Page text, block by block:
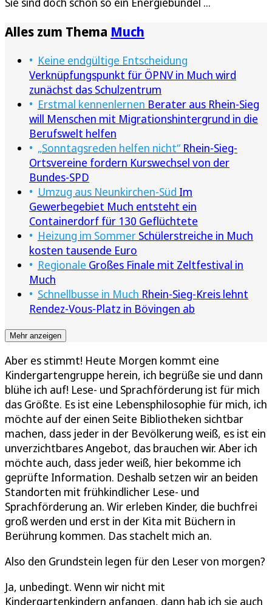
Alles zum Thema Much
Keine endgültige Entscheidung
Verknüpfungspunkt für ÖPNV in Much wird
zunächst das Schulzentrum
Erstmal kennenlernen Berater aus Rhein-Sieg
will Menschen mit Migrationshintergrund in die
Berufswelt helfen
„Sonntagsreden helfen nicht“ Rhein-Sieg-
Ortsvereine fordern Kurswechsel von der
Bundes-SPD
Umzug aus Neunkirchen-Süd Im
Gewerbegebiet Much entsteht ein
Containerdorf für 130 Geflüchtete
Heizung im Sommer Schülerstreiche in Much
kosten tausende Euro
Regionale Großes Finale mit Zeltfestival in
Much
Schnellbusse in Much Rhein-Sieg-Kreis lehnt
Rendez-Vous-Platz in Bövingen ab
Mehr anzeigen
Aber es stimmt! Heute Morgen kommt eine
Kindergartengruppe herein, ich begrüße sie und dann
blühe ich auf! Lese- und Sprachförderung ist für mich
das Größte. Es ist eine Lebensphilosophie für mich, ich
möchte auf der einen Seite Bibliotheken sichtbar
machen, dass jeder in der Bevölkerung weiß, es ist ein
unverzichtbares Angebot, das brauchen wir. Aber ich
möchte auch, dass jeder weiß, hier bekomme ich
geprüfte Information. Deshalb setzen wir an beiden
Standorten mit frühkindlicher Lese- und
Sprachförderung an. Wir erleben Kinder, die buchfrei
groß werden und erst in der Kita mit Büchern in
Berührung kommen. Das stachelt mich an.
Also den Grundstein legen für den Leser von morgen?
Ja, unbedingt. Wenn wir nicht mit
Kindergartenkindern anfangen, dann hab ich sie auch